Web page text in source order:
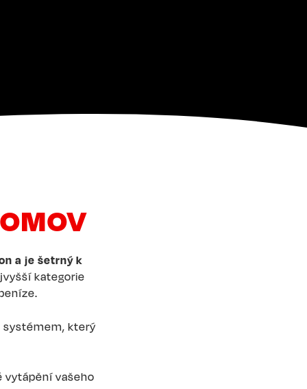
a je šetrný k
kategorie
systémem, který
vytápění vašeho